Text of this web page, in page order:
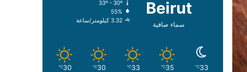
Beirut
سماء صافية
33º - 30º
55%
3.32 كيلومتر/ساعة
33
℃
35
℃
33
℃
30
℃
30
℃